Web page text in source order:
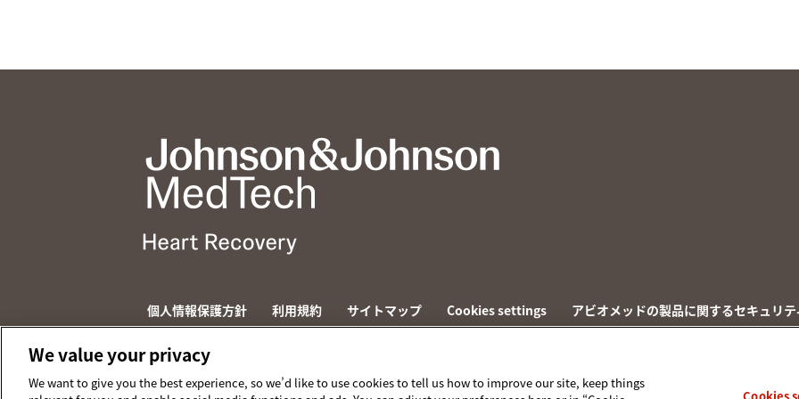
個人情報保護方針 利用規約 サイトマップ Cookies settings アビオメッドの製品に関するセキュリテ
© 2026 ABIOMED. All rights reserved.
We value your privacy
We want to give you the best experience, so we’d like to use cookies to tell us how to improve our site, keep things
Cookies